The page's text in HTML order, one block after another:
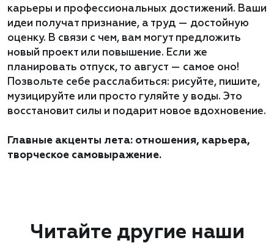
карьеры и профессиональных достижений. Ваши
идеи получат признание, а труд — достойную
оценку. В связи с чем, вам могут предложить
новый проект или повышение. Если же
планировать отпуск, то август — самое оно!
Позвольте себе расслабиться: рисуйте, пишите,
музицируйте или просто гуляйте у воды. Это
восстановит силы и подарит новое вдохновение.
Главные акценты лета: отношения, карьера,
творческое самовыражение.
Читайте другие наши